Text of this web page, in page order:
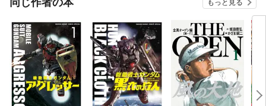
もっと見る